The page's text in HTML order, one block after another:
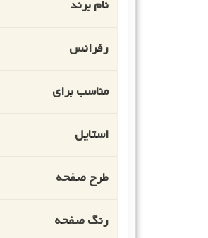
نام برند
رفرانس
مناسب برای
استایل
طرح صفحه
رنگ صفحه